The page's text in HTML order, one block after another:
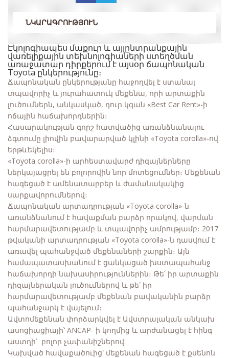
ՆԿԱՐԱԳՐՈՒԹՅՈՒՆ
Էկոլոգիապես մաքուր և այլընտրանքային
վառելիքային տեխնոլոգիաների ստեղծման
առաջատար դիրքերում է այսօր ճապոնական
Toyota ընկերությունը։
Ճապոնական ընկերությանը հաջողվել է ստանալ
տպավորիչ և յուրահատուկ մեքենա, որի արտաքին
լուծումներն, անկասկած, դուր կգան «Best Car Rent»-ի
ոճային հաճախորդներին։
Հասարակության գորշ հատվածից առանձնանալու
ձգտումը լիովին բավարարված կլինի «Toyota corolla»-ով
երթևեկելիս։
«Toyota corolla»-ի արհեստավարժ դիզայներները
ներկայացրել են բոլորովին նոր մոտեցումներ։ Մեքենան
հագեցած է ամենատարբեր և ժամանակակից
սարքավորումներով։
Ճապոնական արտադրության «Toyota corolla»-ն
առանձնանում է հավաքման բարձր որակով, վարման
հարմարավետությամբ և տպավորիչ ամրությամբ։ 2017
թվականի արտադրության «Toyota corolla»-ն դասվում է
առավել պահանջված մեքենաների շարքին։ Այն
համապատասխանում է ցանկացած խստապահանջ
հաճախորդի նախասիրություններին։ Թե՛ իր արտաքին
դիզայներական լուծումներով և թե՛ իր
հարմարավետությամբ մեքենան բավականին բարձր
պահանջարկ է վայելում։
Ավտոմեքենան փորձարկվել է Ավստրալական անկախ
ասոցիացիայի՝ ANCAP- ի կողմից և արժանացել է հինգ
աստղի՝ բոլոր չափանիշներով:
Կախված հավաքածուից՝ մեքենան հագեցած է քսենոն